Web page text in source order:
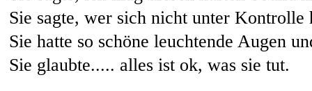
Sie sagte, wer sich nicht unter Kontrolle
Sie hatte so schöne leuchtende Augen
Sie glaubte..... alles ist ok, was sie tut.